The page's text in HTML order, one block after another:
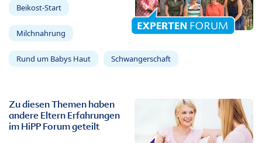
Beikost-Start
Milchnahrung
Rund um Babys Haut Schwangerschaft
Zu diesen Themen haben
andere Eltern Erfahrungen
im HiPP Forum geteilt